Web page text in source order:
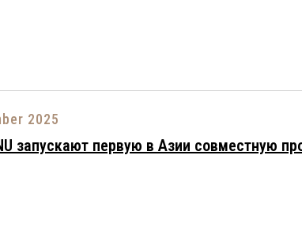
2025
запускают первую в Азии совместную